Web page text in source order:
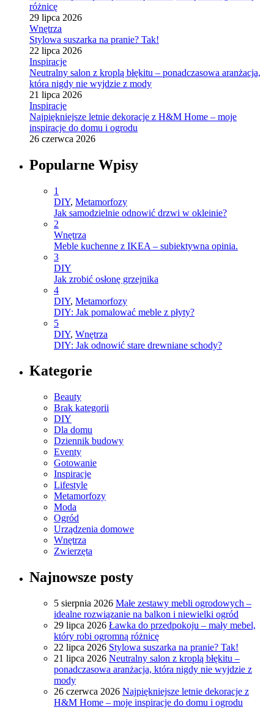
różnicę
29 lipca 2026
Wnętrza
Stylowa suszarka na pranie? Tak!
22 lipca 2026
Inspiracje
Neutralny salon z kroplą błękitu – ponadczasowa aranżacja,
która nigdy nie wyjdzie z mody
21 lipca 2026
Inspiracje
Najpiękniejsze letnie dekoracje z H&M Home – moje
inspiracje do domu i ogrodu
26 czerwca 2026
Popularne Wpisy
1
DIY, Metamorfozy
Jak samodzielnie odnowić drzwi w okleinie?
2
Wnętrza
Meble kuchenne z IKEA – subiektywna opinia.
3
DIY
Jak zrobić osłonę grzejnika
4
DIY, Metamorfozy
DIY: Jak pomalować meble z płyty?
5
DIY, Wnętrza
DIY: Jak odnowić stare drewniane schody?
Kategorie
Beauty
Brak kategorii
DIY
Dla domu
Dziennik budowy
Eventy
Gotowanie
Inspiracje
Lifestyle
Metamorfozy
Moda
Ogród
Urządzenia domowe
Wnętrza
Zwierzęta
Najnowsze posty
5 sierpnia 2026 Małe zestawy mebli ogrodowych –
idealne rozwiązanie na balkon i niewielki ogród
29 lipca 2026 Ławka do przedpokoju – mały mebel,
który robi ogromną różnicę
22 lipca 2026 Stylowa suszarka na pranie? Tak!
21 lipca 2026 Neutralny salon z kroplą błękitu –
ponadczasowa aranżacja, która nigdy nie wyjdzie z
mody
26 czerwca 2026 Najpiękniejsze letnie dekoracje z
H&M Home – moje inspiracje do domu i ogrodu